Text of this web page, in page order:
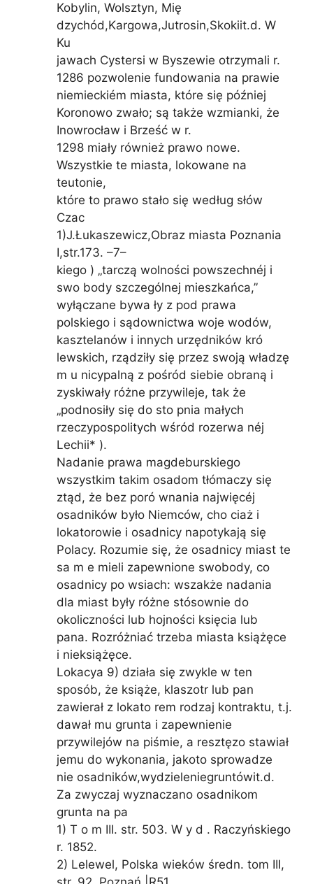
Kobylin, Wolsztyn, Mię
dzychód,Kargowa,Jutrosin,Skokiit.d. W
Ku
jawach Cystersi w Byszewie otrzymali r.
1286 pozwolenie fundowania na prawie
niemieckiém miasta, które się później
Koronowo zwało; są także wzmianki, że
Inowrocław i Brześć w r.
1298 miały również prawo nowe.
Wszystkie te miasta, lokowane na
teutonie,
które to prawo stało się według słów
Czac
1)J.Łukaszewicz,Obraz miasta Poznania
I,str.173. –7–
kiego ) „tarczą wolności powszechnéj i
swo body szczególnej mieszkańca,”
wyłączane bywa ły z pod prawa
polskiego i sądownictwa woje wodów,
kasztelanów i innych urzędników kró
lewskich, rządziły się przez swoją władzę
m u nicypalną z pośród siebie obraną i
zyskiwały różne przywileje, tak że
„podnosiły się do sto pnia małych
rzeczypospolitych wśród rozerwa néj
Lechii* ).
Nadanie prawa magdeburskiego
wszystkim takim osadom tłómaczy się
ztąd, że bez poró wnania najwięcéj
osadników było Niemców, cho ciaż i
lokatorowie i osadnicy napotykają się
Polacy. Rozumie się, że osadnicy miast te
sa m e mieli zapewnione swobody, co
osadnicy po wsiach: wszakże nadania
dla miast były różne stósownie do
okoliczności lub hojności księcia lub
pana. Rozróżniać trzeba miasta książęce
i nieksiążęce.
Lokacya 9) działa się zwykle w ten
sposób, że książe, klaszotr lub pan
zawierał z lokato rem rodzaj kontraktu, t.j.
dawał mu grunta i zapewnienie
przywilejów na piśmie, a resztęzo stawiał
jemu do wykonania, jakoto sprowadze
nie osadników,wydzieleniegruntówit.d.
Za zwyczaj wyznaczano osadnikom
grunta na pa
1) T o m III. str. 503. W y d . Raczyńskiego
r. 1852.
2) Lelewel, Polska wieków średn. tom III,